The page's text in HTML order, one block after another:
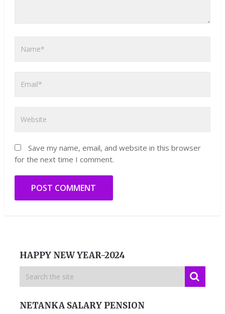
Save my name, email, and website in this browser
for the next time I comment.
HAPPY NEW YEAR-2024
NETANKA SALARY PENSION